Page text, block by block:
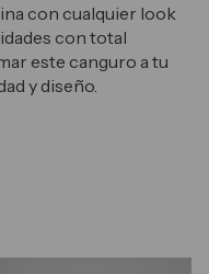
con cualquier look
con total
este canguro a tu
y diseño.